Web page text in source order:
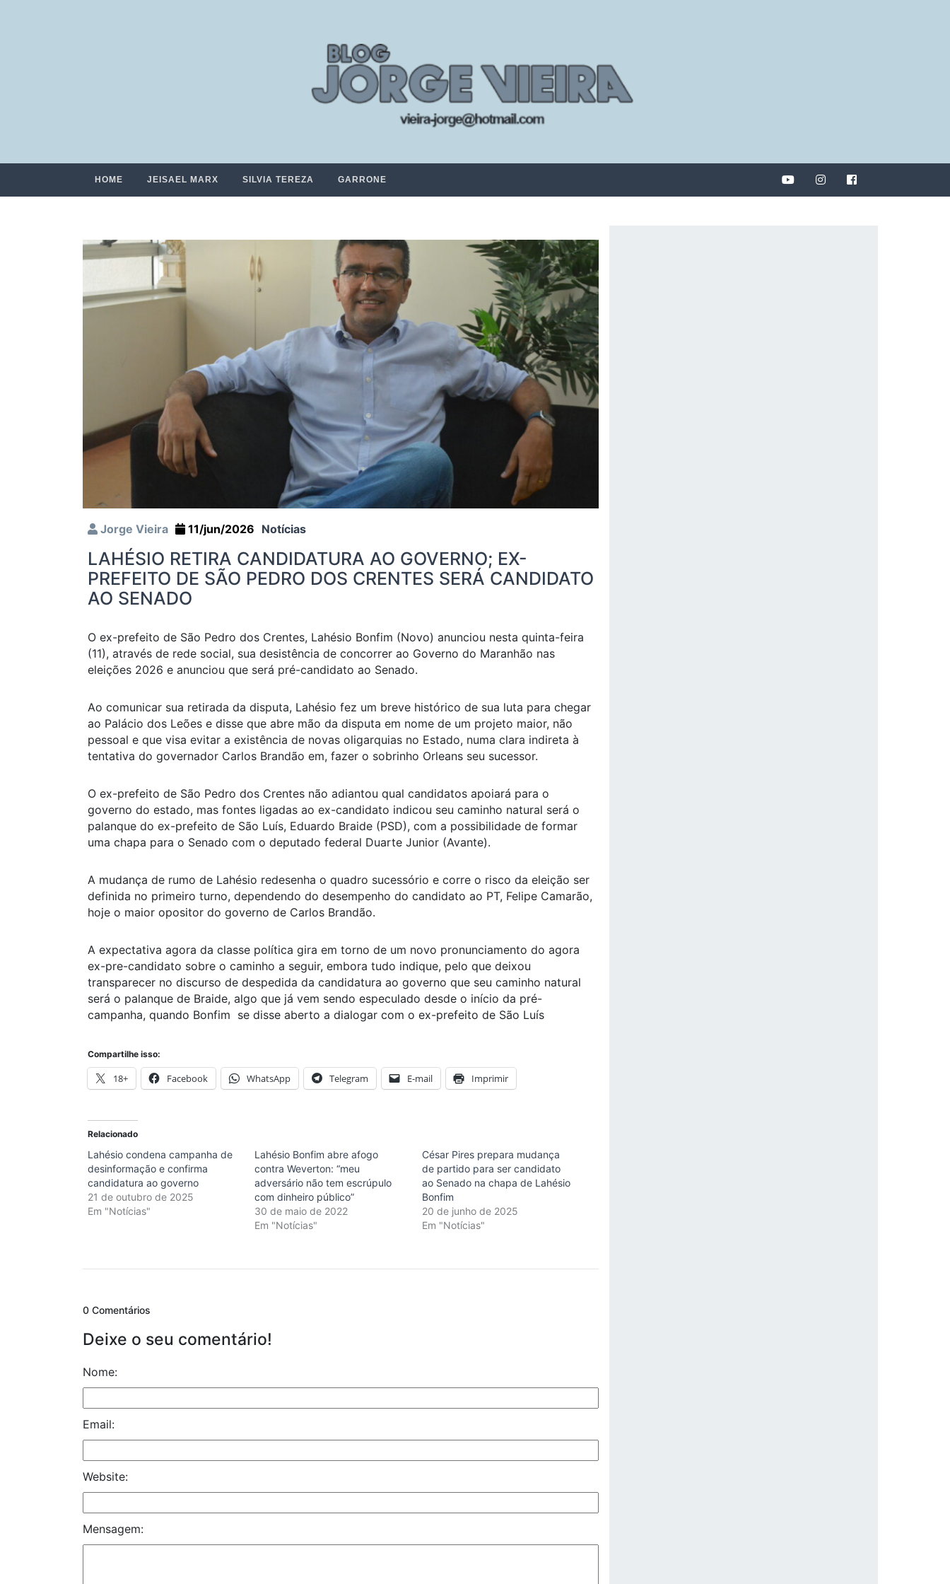
HOME JEISAEL MARX SILVIA TEREZA GARRONE
Jorge Vieira 11/jun/2026 Notícias
LAHÉSIO RETIRA CANDIDATURA AO GOVERNO; EX-
PREFEITO DE SÃO PEDRO DOS CRENTES SERÁ CANDIDATO
AO SENADO
O ex-prefeito de São Pedro dos Crentes, Lahésio Bonfim (Novo) anunciou nesta quinta-feira
(11), através de rede social, sua desistência de concorrer ao Governo do Maranhão nas
eleições 2026 e anunciou que será pré-candidato ao Senado.
Ao comunicar sua retirada da disputa, Lahésio fez um breve histórico de sua luta para chegar
ao Palácio dos Leões e disse que abre mão da disputa em nome de um projeto maior, não
pessoal e que visa evitar a existência de novas oligarquias no Estado, numa clara indireta à
tentativa do governador Carlos Brandão em, fazer o sobrinho Orleans seu sucessor.
O ex-prefeito de São Pedro dos Crentes não adiantou qual candidatos apoiará para o
governo do estado, mas fontes ligadas ao ex-candidato indicou seu caminho natural será o
palanque do ex-prefeito de São Luís, Eduardo Braide (PSD), com a possibilidade de formar
uma chapa para o Senado com o deputado federal Duarte Junior (Avante).
A mudança de rumo de Lahésio redesenha o quadro sucessório e corre o risco da eleição ser
definida no primeiro turno, dependendo do desempenho do candidato ao PT, Felipe Camarão,
hoje o maior opositor do governo de Carlos Brandão.
A expectativa agora da classe política gira em torno de um novo pronunciamento do agora
ex-pre-candidato sobre o caminho a seguir, embora tudo indique, pelo que deixou
transparecer no discurso de despedida da candidatura ao governo que seu caminho natural
será o palanque de Braide, algo que já vem sendo especulado desde o início da pré-
campanha, quando Bonfim se disse aberto a dialogar com o ex-prefeito de São Luís
Compartilhe isso:
18+ Facebook WhatsApp Telegram E-mail Imprimir
Relacionado
Lahésio condena campanha de
desinformação e confirma
candidatura ao governo
21 de outubro de 2025
Em "Notícias"
Lahésio Bonfim abre afogo
contra Weverton: “meu
adversário não tem escrúpulo
com dinheiro público”
30 de maio de 2022
Em "Notícias"
César Pires prepara mudança
de partido para ser candidato
ao Senado na chapa de Lahésio
Bonfim
20 de junho de 2025
Em "Notícias"
0 Comentários
Deixe o seu comentário!
Nome:
Email:
Website:
Mensagem: